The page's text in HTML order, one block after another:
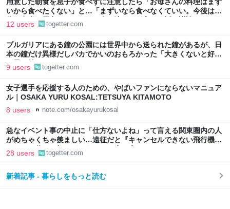
用意した朝食を息子が食べずに注意したら「お母さんの料理はまず
いから食べたくない」と…「まずいなら食べなくていい。今後は自
分で食事を用意しなさい。お金は渡す」と言った話が議論に
12 users togetter.com
ブルガリアにある鐘の公園には世界中から送られた鐘があるが、日
本の鐘だけ異様だしバカでかいのおもろかった「大きくないと好き
な男を焼けないから、ね」
9 users togetter.com
女子選手を応援する人のための、やばいファンにならないマニュア
ル｜OSAKA YURU KOSAL:TETSUYA KITAMOTO
8 users note.com/osakayurukosal
急なイベント事の中止に「仕方ないよね」って言える関東圏内の人
がめちゃくちゃ羨ましい…遠征だと『キャンセルできない飛行機代
とホテル代』の怒りがどうしても先に来る
28 users togetter.com
新着記事 - 暮らしをもっと読む